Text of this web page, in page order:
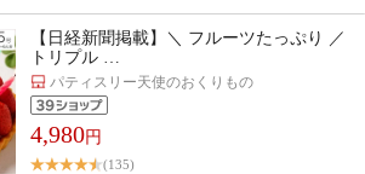
【日経新聞掲載】＼ フルーツたっぷり ／
トリプル …
パティスリー天使のおくりもの
4,980円
(135)